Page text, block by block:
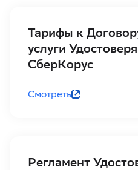
Тарифы к
услуги
СберКорус
Смотреть
Регламент